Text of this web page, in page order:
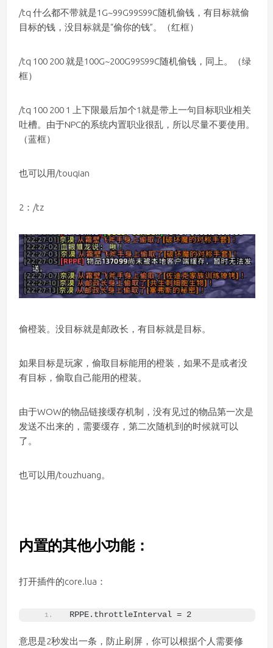
/tq 什么都不带就是1G~99G99S99C随机偷钱，有目标就偷
目标的钱，没目标就是“偷你的钱”。（红框）
/tq 100 200 就是100G~200G99S99C随机偷钱，同上。（绿
框）
/tq 100 200 1 上下限最后加个1就是带上一句目标职业相关
吐槽。由于NPC的系统内置职业很乱，所以尽量不要使用。
（蓝框）
也可以用/touqian
2：/tz
偷橙装。没目标就是邮政长，有目标就是目标。
如果目标是玩家，偷取目标能用的橙装，如果不是或者没
有目标，偷取自己能用的橙装。
由于WOW的物品链接缓存机制，没有见过的物品第一次是
发送不出来的，需要缓存，第二次随机到的时候就可以
了。
也可以用/touzhuang。
内置的其他小功能：
打开插件的core.lua：
RPPE.throttleInterval = 2
意思是2秒发出一条，防止刷屏，你可以根据个人需要修